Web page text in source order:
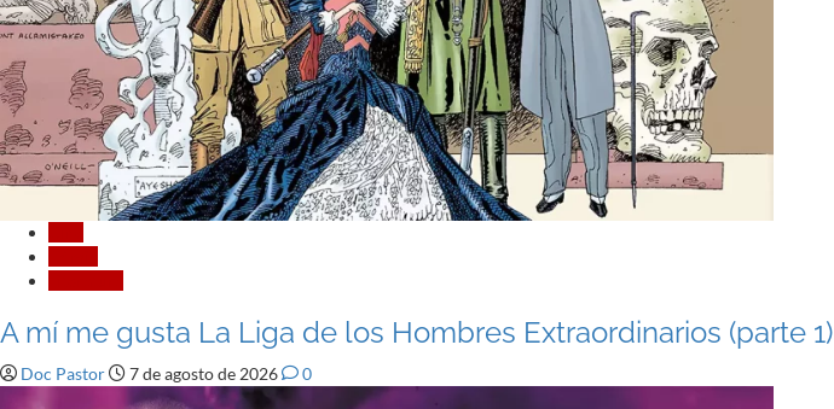
A mí me gusta La Liga de los Hombres Extraordinarios (parte 1)
Doc Pastor 7 de agosto de 2026 0